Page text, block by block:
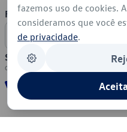
Formas de Pagamento
Segurança
fazemos uso de cookies.
consideramos que você
de privacidade.